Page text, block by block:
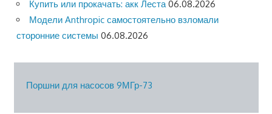
Купить или прокачать: акк Леста 06.08.2026
Модели Anthropic самостоятельно взломали
сторонние системы 06.08.2026
Поршни для насосов 9МГр-73